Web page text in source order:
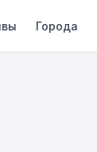
Города